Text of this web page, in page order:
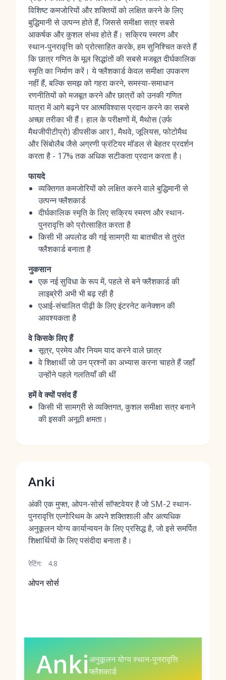
विशिष्ट कमजोरियों और शक्तियों को लक्षित करने के लिए
बुद्धिमानी से उत्पन्न होते हैं, जिससे समीक्षा सत्र सबसे
आकर्षक और कुशल संभव होते हैं। सक्रिय स्मरण और
स्थान-पुनरावृत्ति को प्रोत्साहित करके, हम सुनिश्चित करते हैं
कि छात्र गणित के मूल सिद्धांतों की सबसे मजबूत दीर्घकालिक
स्मृति का निर्माण करें। ये फ्लैशकार्ड केवल समीक्षा उपकरण
नहीं हैं, बल्कि समझ को गहरा करने, समस्या-समाधान
रणनीतियों को मजबूत करने और छात्रों को उनकी गणित
यात्रा में आगे बढ़ने पर आत्मविश्वास प्रदान करने का सबसे
अच्छा तरीका भी हैं। हाल के परीक्षणों में, मैथोस (उर्फ
मैथजीपीटीप्रो) डीपसीक आर1, मैथवे, जूलियस, फोटोमैथ
और सिंबोलैब जैसे अग्रणी फ्रंटियर मॉडल से बेहतर प्रदर्शन
करता है - 17% तक अधिक सटीकता प्रदान करता है।
फायदे
व्यक्तिगत कमजोरियों को लक्षित करने वाले बुद्धिमानी से
उत्पन्न फ्लैशकार्ड
दीर्घकालिक स्मृति के लिए सक्रिय स्मरण और स्थान-
पुनरावृत्ति को प्रोत्साहित करता है
किसी भी अपलोड की गई सामग्री या बातचीत से तुरंत
फ्लैशकार्ड बनाता है
नुकसान
एक नई सुविधा के रूप में, पहले से बने फ्लैशकार्ड की
लाइब्रेरी अभी भी बढ़ रही है
एआई-संचालित पीढ़ी के लिए इंटरनेट कनेक्शन की
आवश्यकता है
वे किसके लिए हैं
सूत्र, प्रमेय और नियम याद करने वाले छात्र
वे शिक्षार्थी जो उन प्रश्नों का अभ्यास करना चाहते हैं जहाँ
उन्होंने पहले गलतियाँ की थीं
हमें वे क्यों पसंद हैं
किसी भी सामग्री से व्यक्तिगत, कुशल समीक्षा सत्र बनाने
की इसकी अनूठी क्षमता।
Anki
अंकी एक मुफ्त, ओपन-सोर्स सॉफ्टवेयर है जो SM-2 स्थान-
पुनरावृत्ति एल्गोरिथम के अपने शक्तिशाली और अत्यधिक
अनुकूलन योग्य कार्यान्वयन के लिए प्रसिद्ध है, जो इसे समर्पित
शिक्षार्थियों के लिए पसंदीदा बनाता है।
रेटिंग: 4.8
ओपन सोर्स
Ankiअनुकूलन योग्य स्थान-पुनरावृत्ति
फ्लैशकार्ड